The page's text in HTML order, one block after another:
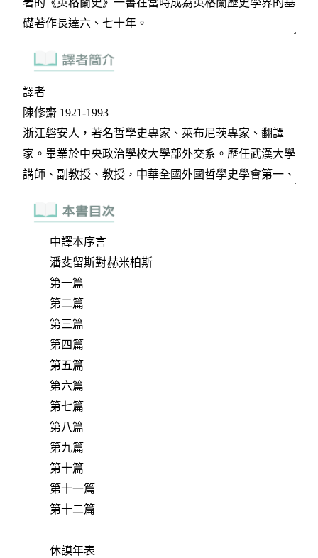
中譯本序言
潘斐留斯對赫米柏斯
第一篇
第二篇
第三篇
第四篇
第五篇
第六篇
第七篇
第八篇
第九篇
第十篇
第十一篇
第十二篇
休謨年表